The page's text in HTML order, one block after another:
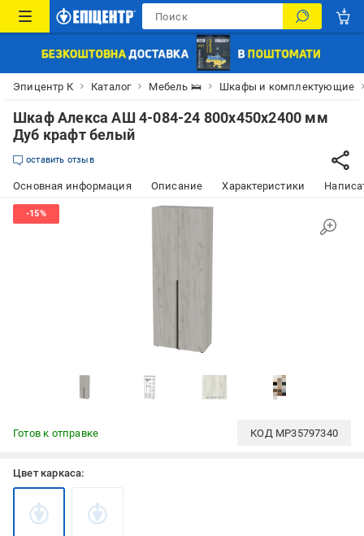
Эпицентр К Каталог Мебель 🛌 Шкафы и комплектующие
Шкаф Алекса АШ 4-084-24 800х450х2400 мм
Дуб крафт белый
оставить отзыв
Основная информация Описание Характеристики
Готов к отправке КОД MP35797340
Цвет каркаса: